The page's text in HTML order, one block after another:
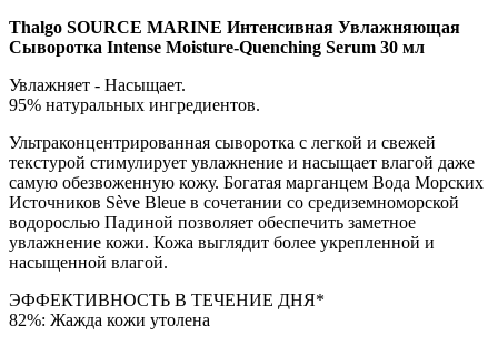
Thalgo SOURCE MARINE Интенсивная Увлажняющая
Сыворотка Intense Moisture-Quenching Serum 30 мл
Увлажняет - Насыщает.
95% натуральных ингредиентов.
Ультраконцентрированная сыворотка с легкой и свежей
текстурой стимулирует увлажнение и насыщает влагой даже
самую обезвоженную кожу. Богатая марганцем Вода Морских
Источников Sève Bleue в сочетании со средиземноморской
водорослью Падиной позволяет обеспечить заметное
увлажнение кожи. Кожа выглядит более укрепленной и
насыщенной влагой.
ЭФФЕКТИВНОСТЬ В ТЕЧЕНИЕ ДНЯ*
82%: Жажда кожи утолена